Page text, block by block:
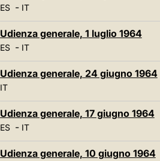
ES- IT
Udienza generale, 1 luglio 1964
ES- IT
Udienza generale, 24 giugno 1964
IT
Udienza generale, 17 giugno 1964
ES- IT
Udienza generale, 10 giugno 1964